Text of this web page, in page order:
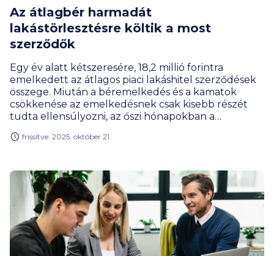
Az átlagbér harmadát
lakástörlesztésre költik a most
szerződők
Egy év alatt kétszeresére, 18,2 millió forintra
emelkedett az átlagos piaci lakáshitel szerződések
összege. Miután a béremelkedés és a kamatok
csökkenése az emelkedésnek csak kisebb részét
tudta ellensúlyozni, az őszi hónapokban a
hogy a nettó átlagbér 33 százalékának megfelelő
szakértője.
frissítve: 2025. október 21.